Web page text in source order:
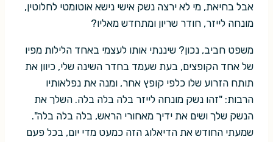
אבל בחיאת, מי לא ירצה נשק אישי נישא אוטומטי לחלוטין,
מונחה לייזר, חודר שריון ומתחדש מאליו?
משפט חביב, נכון? שיננתי אותו לעצמי באחד הלילות מפיו
של אחד הקופצים, בעת שעמד בחדר השינה שלי, כיוון את
תותח הזרוע שלו כלפי קופץ אחר, ומנה את נפלאותיו
הרבות: "זהו נשק מונחה לייזר בלה בלה בלה. השלך את
הנשק שלך ושים את ידיך מאחורי הראש, בלה בלה בלה".
שמעתי החודש את הדיאלוג הזה כמעט מדי יום, בכל פעם